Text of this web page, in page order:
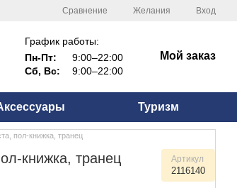
Сравнение Желания Вход
График работы:
Пн-Пт:
9:00–22:00
Сб, Вс:
9:00–22:00
Мой заказ
Туризм
пол-книжка, транец
книжка, транец Артикул
2116140